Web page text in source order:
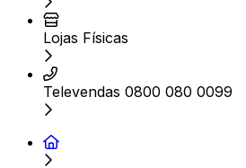
Lojas Físicas
Televendas 0800 080 0099